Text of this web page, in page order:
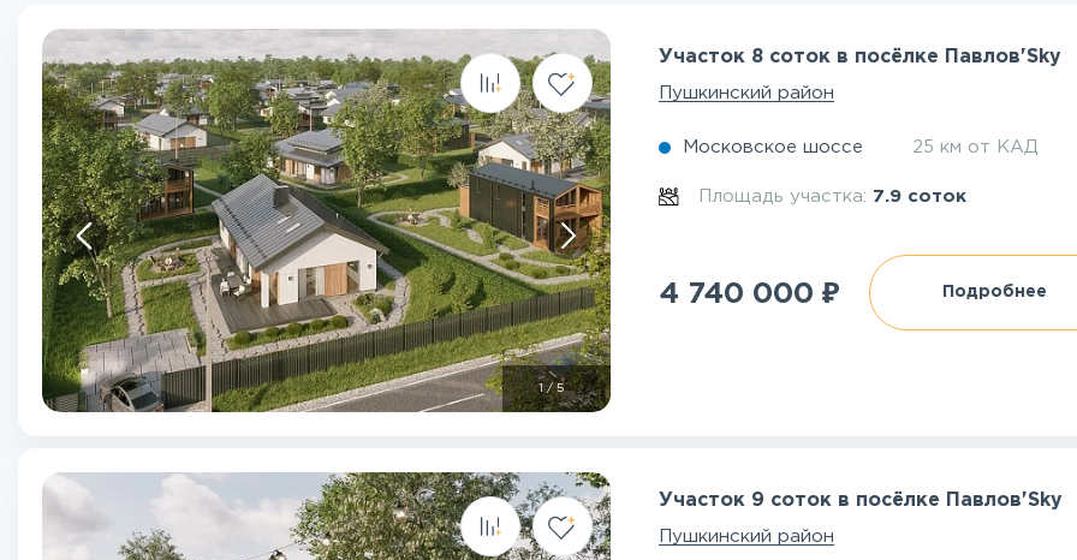
1/5
Участок 8 соток в посёлке Павлов'Sky
Пушкинский район
Московское шоссе 25 км от КАД
Площадь участка: 7.9 соток
4 740 000 ₽ Подробнее
Участок 9 соток в посёлке Павлов'Sky
Пушкинский район